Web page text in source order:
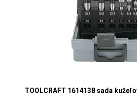
TOOLCRAFT 1614138 sada